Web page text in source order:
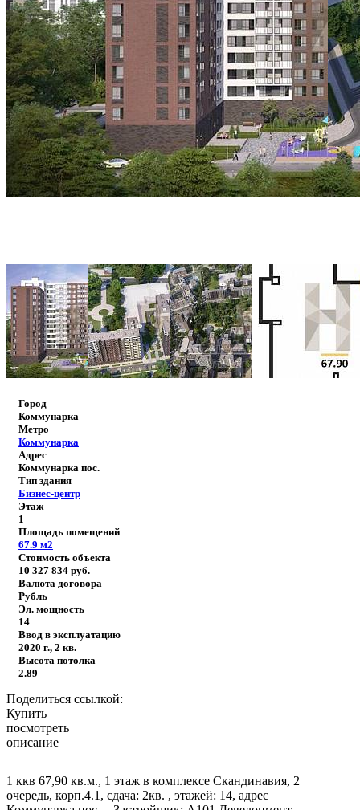
Город
Коммунарка
Метро
Коммунарка
Адрес
Коммунарка пос.
Тип здания
Бизнес-центр
Этаж
1
Площадь помещений
67.9 м2
Стоимость объекта
10 327 834 руб.
Валюта договора
Рубль
Эл. мощность
14
Ввод в эксплуатацию
2020 г., 2 кв.
Высота потолка
2.89
Поделиться ссылкой:
Купить
посмотреть
описание
1 ккв 67,90 кв.м., 1 этаж в комплексе Скандинавия, 2
очередь, корп.4.1, сдача: 2кв. , этажей: 14, адрес